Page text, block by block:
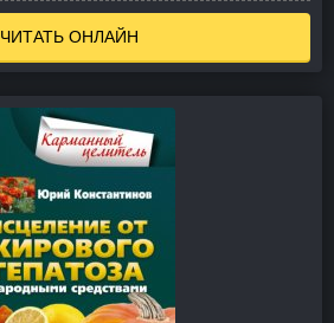
ЧИТАТЬ ОНЛАЙН